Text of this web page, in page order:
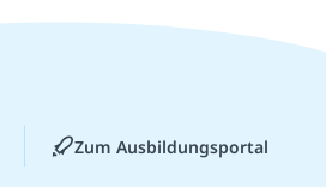
Zum Ausbildungsportal